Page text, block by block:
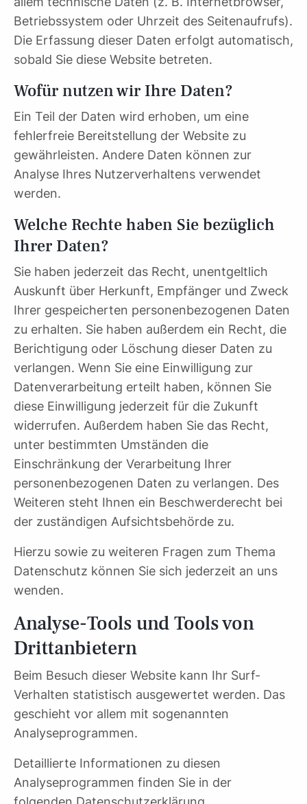
Betriebssystem oder Uhrzeit des Seitenaufrufs).
Die Erfassung dieser Daten erfolgt automatisch,
sobald Sie diese Website betreten.
Wofür nutzen wir Ihre Daten?
Ein Teil der Daten wird erhoben, um eine
fehlerfreie Bereitstellung der Website zu
gewährleisten. Andere Daten können zur
Analyse Ihres Nutzerverhaltens verwendet
werden.
Welche Rechte haben Sie bezüglich
Ihrer Daten?
Sie haben jederzeit das Recht, unentgeltlich
Auskunft über Herkunft, Empfänger und Zweck
Ihrer gespeicherten personenbezogenen Daten
zu erhalten. Sie haben außerdem ein Recht, die
Berichtigung oder Löschung dieser Daten zu
verlangen. Wenn Sie eine Einwilligung zur
Datenverarbeitung erteilt haben, können Sie
diese Einwilligung jederzeit für die Zukunft
widerrufen. Außerdem haben Sie das Recht,
unter bestimmten Umständen die
Einschränkung der Verarbeitung Ihrer
personenbezogenen Daten zu verlangen. Des
Weiteren steht Ihnen ein Beschwerderecht bei
der zuständigen Aufsichtsbehörde zu.
Hierzu sowie zu weiteren Fragen zum Thema
Datenschutz können Sie sich jederzeit an uns
wenden.
Analyse-Tools und Tools von
Dritt­anbietern
Beim Besuch dieser Website kann Ihr Surf-
Verhalten statistisch ausgewertet werden. Das
geschieht vor allem mit sogenannten
Analyseprogrammen.
Detaillierte Informationen zu diesen
Analyseprogrammen finden Sie in der